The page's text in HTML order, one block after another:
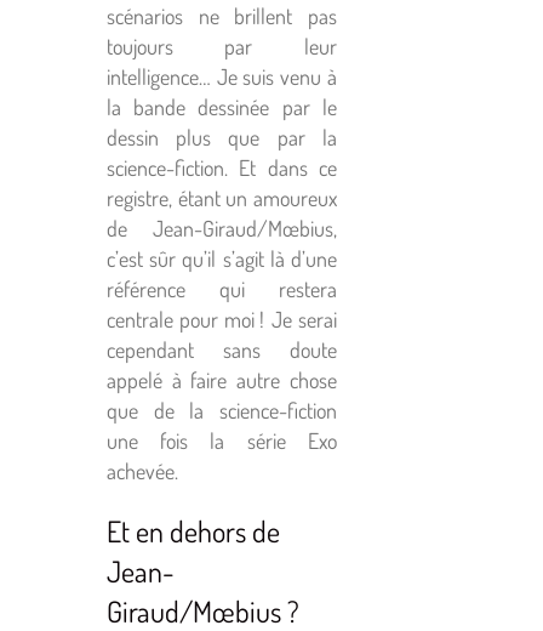
scénarios ne brillent pas
toujours par leur
intelligence… Je suis venu à
la bande dessinée par le
dessin plus que par la
science-fiction. Et dans ce
registre, étant un amoureux
de Jean-Giraud/Mœbius,
c’est sûr qu’il s’agit là d’une
référence qui restera
centrale pour moi ! Je serai
cependant sans doute
appelé à faire autre chose
que de la science-fiction
une fois la série Exo
achevée.
Et en dehors de
Jean-
Giraud/Mœbius ?